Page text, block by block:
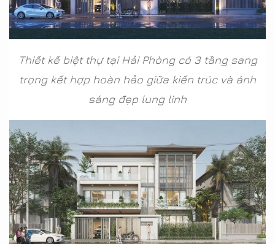
Thiết kế biệt thự tại Hải Phòng có 3 tầng sang
trọng kết hợp hoàn hảo giữa kiến trúc và ánh
sáng đẹp lung linh